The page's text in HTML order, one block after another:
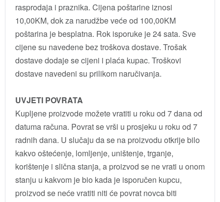
rasprodaja i praznika. Cijena poštarine iznosi
10,00KM, dok za narudžbe veće od 100,00KM
poštarina je besplatna. Rok isporuke je 24 sata. Sve
cijene su navedene bez troškova dostave. Trošak
dostave dodaje se cijeni i plaća kupac. Troškovi
dostave navedeni su prilikom naručivanja.
UVJETI POVRATA
Kupljene proizvode možete vratiti u roku od 7 dana od
datuma računa. Povrat se vrši u prosjeku u roku od 7
radnih dana. U slučaju da se na proizvodu otkrije bilo
kakvo oštećenje, lomljenje, uništenje, trganje,
korištenje i slična stanja, a proizvod se ne vrati u onom
stanju u kakvom je bio kada je isporučen kupcu,
proizvod se neće vratiti niti će povrat novca biti